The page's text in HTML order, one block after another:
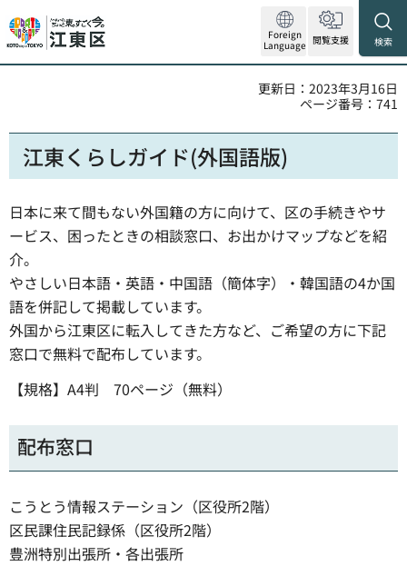
Foreign
Language 閲覧支援 検索
更新日：2023年3月16日
ページ番号：741
江東くらしガイド(外国語版)
日本に来て間もない外国籍の方に向けて、区の手続きやサ
ービス、困ったときの相談窓口、お出かけマップなどを紹
介。
やさしい日本語・英語・中国語（簡体字）・韓国語の4か国
語を併記して掲載しています。
外国から江東区に転入してきた方など、ご希望の方に下記
窓口で無料で配布しています。
【規格】A4判 70ページ（無料）
配布窓口
こうとう情報ステーション（区役所2階）
区民課住民記録係（区役所2階）
豊洲特別出張所・各出張所